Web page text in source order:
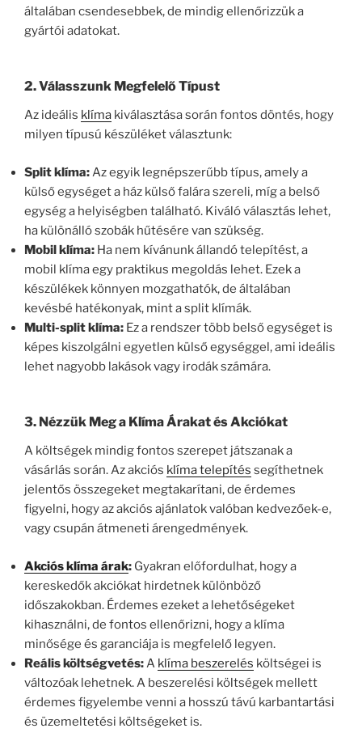
általában csendesebbek, de mindig ellenőrizzük a
gyártói adatokat.
2.Válasszunk Megfelelő Típust
Az ideális klíma kiválasztása során fontos döntés, hogy
milyen típusú készüléket választunk:
Split klíma:Az egyik legnépszerűbb típus, amely a
külső egységet a ház külső falára szereli, míg a belső
egység a helyiségben található. Kiváló választás lehet,
ha különálló szobák hűtésére van szükség.
Mobil klíma: Ha nem kívánunk állandó telepítést, a
mobil klíma egy praktikus megoldás lehet. Ezek a
készülékek könnyen mozgathatók, de általában
kevésbé hatékonyak, mint a split klímák.
Multi-split klíma: Ez a rendszer több belső egységet is
képes kiszolgálni egyetlen külső egységgel, ami ideális
lehet nagyobb lakások vagy irodák számára.
3. Nézzük Meg a Klíma Árakat és Akciókat
A költségek mindig fontos szerepet játszanak a
vásárlás során. Az akciós klíma telepítés segíthetnek
jelentős összegeket megtakarítani, de érdemes
figyelni, hogy az akciós ajánlatok valóban kedvezőek-e,
vagy csupán átmeneti árengedmények.
Akciós klíma árak: Gyakran előfordulhat, hogy a
kereskedők akciókat hirdetnek különböző
időszakokban. Érdemes ezeket a lehetőségeket
kihasználni, de fontos ellenőrizni, hogy a klíma
minősége és garanciája is megfelelő legyen.
Reális költségvetés:A klíma beszerelés költségei is
változóak lehetnek. A beszerelési költségek mellett
érdemes figyelembe venni a hosszú távú karbantartási
és üzemeltetési költségeket is.